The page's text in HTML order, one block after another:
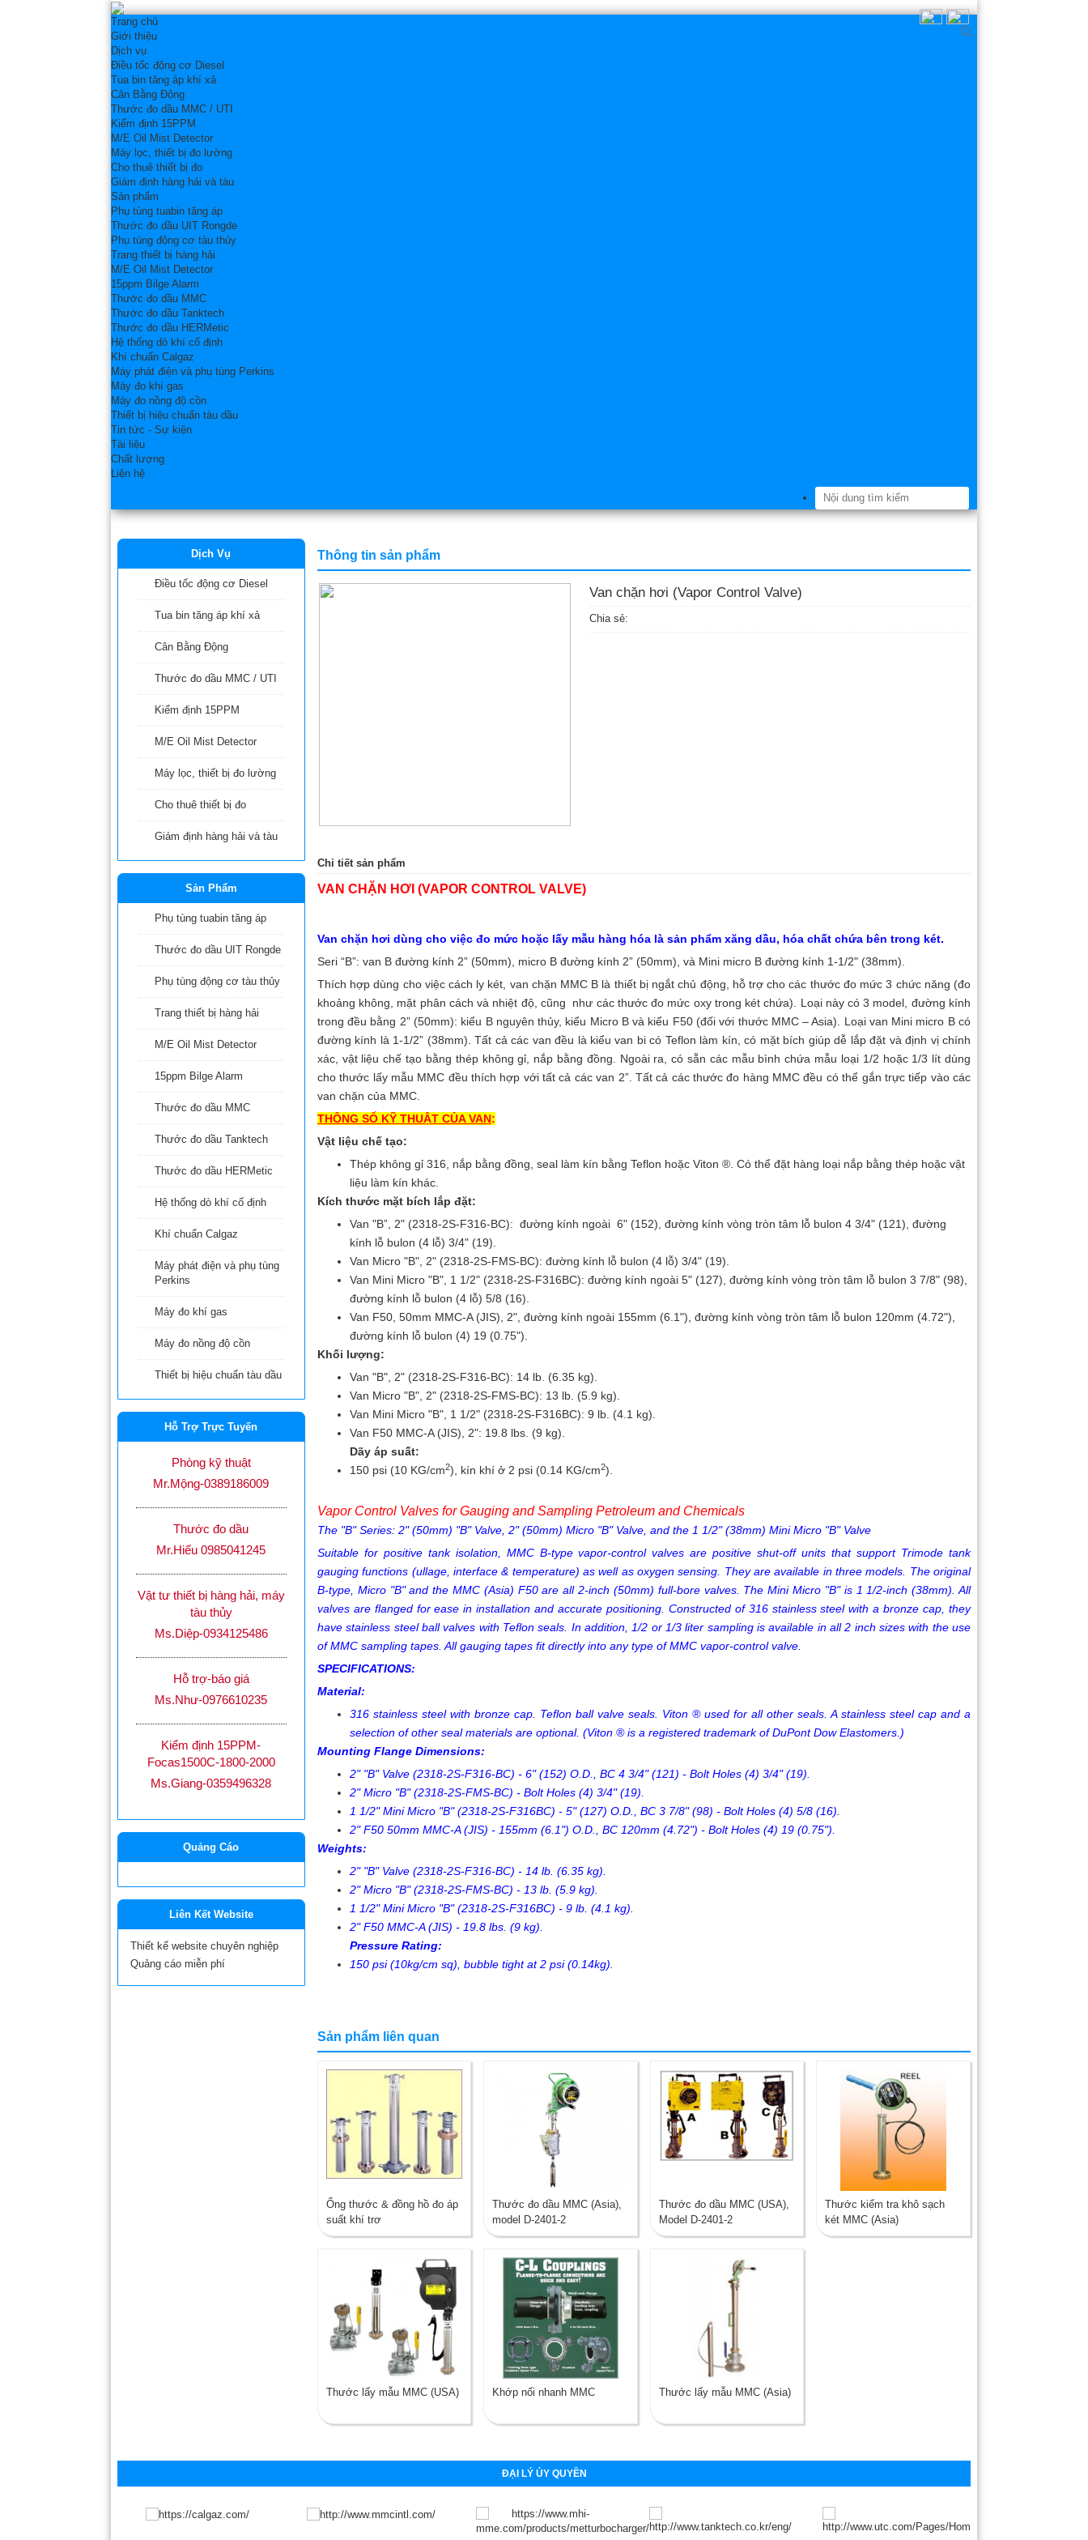
Trang chủ
Giới thiệu
Dịch vụ
Điều tốc động cơ Diesel
Tua bin tăng áp khí xả
Cân Bằng Động
Thước đo dầu MMC / UTI
Kiểm định 15PPM
M/E Oil Mist Detector
Máy lọc, thiết bị đo lường
Cho thuê thiết bị đo
Giám định hàng hải và tàu
Sản phẩm
Phụ tùng tuabin tăng áp
Thước đo dầu UIT Rongde
Phụ tùng động cơ tàu thủy
Trang thiết bị hàng hải
M/E Oil Mist Detector
15ppm Bilge Alarm
Thước đo dầu MMC
Thước đo dầu Tanktech
Thước đo dầu HERMetic
Hệ thống dò khí cố định
Khí chuẩn Calgaz
Máy phát điện và phụ tùng Perkins
Máy đo khí gas
Máy đo nồng độ cồn
Thiết bị hiệu chuẩn tàu dầu
Tin tức - Sự kiện
Tài liệu
Chất lượng
Liên hệ
Dịch Vụ
Điều tốc động cơ Diesel
Tua bin tăng áp khí xả
Cân Bằng Động
Thước đo dầu MMC / UTI
Kiểm định 15PPM
M/E Oil Mist Detector
Máy lọc, thiết bị đo lường
Cho thuê thiết bị đo
Giám định hàng hải và tàu
Sản Phẩm
Phụ tùng tuabin tăng áp
Thước đo dầu UIT Rongde
Phụ tùng động cơ tàu thủy
Trang thiết bị hàng hải
M/E Oil Mist Detector
15ppm Bilge Alarm
Thước đo dầu MMC
Thước đo dầu Tanktech
Thước đo dầu HERMetic
Hệ thống dò khí cố định
Khí chuẩn Calgaz
Máy phát điện và phụ tùng
Perkins
Máy đo khí gas
Máy đo nồng độ cồn
Thiết bị hiệu chuẩn tàu dầu
Hỗ Trợ Trực Tuyến
Phòng kỹ thuật
Mr.Mộng-0389186009
Thước đo dầu
Mr.Hiếu 0985041245
Vật tư thiết bị hàng hải, máy
tàu thủy
Ms.Diệp-0934125486
Hỗ trợ-báo giá
Ms.Như-0976610235
Kiểm định 15PPM-
Focas1500C-1800-2000
Ms.Giang-0359496328
Quảng Cáo
Liên Kết Website
Thiết kế website chuyên nghiệp
Quảng cáo miễn phí
Thông tin sản phẩm
Van chặn hơi (Vapor Control Valve)
Chia sẻ:
Chi tiết sản phẩm
VAN CHẶN HƠI (VAPOR CONTROL VALVE)
Van chặn hơi dùng cho việc đo mức hoặc lấy mẫu hàng hóa là sản phẩm xăng dầu, hóa chất chứa bên trong két.
Seri “B”: van B đường kính 2” (50mm), micro B đường kính 2” (50mm), và Mini micro B đường kính 1-1/2" (38mm).
Thích hợp dùng cho việc cách ly két, van chặn MMC B là thiết bị ngắt chủ động, hỗ trợ cho các thước đo mức 3 chức năng (đo
khoảng không, mặt phân cách và nhiệt độ, cũng như các thước đo mức oxy trong két chứa). Loại này có 3 model, đường kính
trong đều bằng 2” (50mm): kiểu B nguyên thủy, kiểu Micro B và kiểu F50 (đối với thước MMC – Asia). Loại van Mini micro B có
đường kính là 1-1/2” (38mm). Tất cả các van đều là kiểu van bi có Teflon làm kín, có mặt bích giúp dễ lắp đặt và định vị chính
xác, vật liệu chế tạo bằng thép không gỉ, nắp bằng đồng. Ngoài ra, có sẵn các mẫu bình chứa mẫu loại 1/2 hoặc 1/3 lít dùng
cho thước lấy mẫu MMC đều thích hợp với tất cả các van 2”. Tất cả các thước đo hàng MMC đều có thể gắn trực tiếp vào các
van chặn của MMC.
THÔNG SỐ KỸ THUẬT CỦA VAN:
Vật liệu chế tạo:
Thép không gỉ 316, nắp bằng đồng, seal làm kín bằng Teflon hoặc Viton ®. Có thể đặt hàng loại nắp bằng thép hoặc vật
liệu làm kín khác.
Kích thước mặt bích lắp đặt:
Van "B”, 2" (2318-2S-F316-BC): đường kính ngoài 6" (152), đường kính vòng tròn tâm lỗ bulon 4 3/4" (121), đường
kính lỗ bulon (4 lỗ) 3/4" (19).
Van Micro "B", 2" (2318-2S-FMS-BC): đường kính lỗ bulon (4 lỗ) 3/4" (19).
Van Mini Micro "B", 1 1/2" (2318-2S-F316BC): đường kính ngoài 5" (127), đường kính vòng tròn tâm lỗ bulon 3 7/8" (98),
đường kính lỗ bulon (4 lỗ) 5/8 (16).
Van F50, 50mm MMC-A (JIS), 2", đường kính ngoài 155mm (6.1"), đường kính vòng tròn tâm lỗ bulon 120mm (4.72"),
đường kính lỗ bulon (4) 19 (0.75").
Khối lượng:
Van "B", 2" (2318-2S-F316-BC): 14 lb. (6.35 kg).
Van Micro "B", 2" (2318-2S-FMS-BC): 13 lb. (5.9 kg).
Van Mini Micro "B", 1 1/2" (2318-2S-F316BC): 9 lb. (4.1 kg).
Van F50 MMC-A (JIS), 2": 19.8 lbs. (9 kg).
Dãy áp suất:
150 psi (10 KG/cm2), kín khí ở 2 psi (0.14 KG/cm2).
Vapor Control Valves for Gauging and Sampling Petroleum and Chemicals
The "B" Series: 2" (50mm) "B" Valve, 2" (50mm) Micro "B" Valve, and the 1 1/2" (38mm) Mini Micro "B" Valve
Suitable for positive tank isolation, MMC B-type vapor-control valves are positive shut-off units that support Trimode tank
gauging functions (ullage, interface & temperature) as well as oxygen sensing. They are available in three models. The original
B-type, Micro "B" and the MMC (Asia) F50 are all 2-inch (50mm) full-bore valves. The Mini Micro "B" is 1 1/2-inch (38mm). All
valves are flanged for ease in installation and accurate positioning. Constructed of 316 stainless steel with a bronze cap, they
have stainless steel ball valves with Teflon seals. In addition, 1/2 or 1/3 liter sampling is available in all 2 inch sizes with the use
of MMC sampling tapes. All gauging tapes fit directly into any type of MMC vapor-control valve.
SPECIFICATIONS:
Material:
316 stainless steel with bronze cap. Teflon ball valve seals. Viton ® used for all other seals. A stainless steel cap and a
selection of other seal materials are optional. (Viton ® is a registered trademark of DuPont Dow Elastomers.)
Mounting Flange Dimensions:
2" "B" Valve (2318-2S-F316-BC) - 6" (152) O.D., BC 4 3/4" (121) - Bolt Holes (4) 3/4" (19).
2" Micro "B" (2318-2S-FMS-BC) - Bolt Holes (4) 3/4" (19).
1 1/2" Mini Micro "B" (2318-2S-F316BC) - 5" (127) O.D., BC 3 7/8" (98) - Bolt Holes (4) 5/8 (16).
2" F50 50mm MMC-A (JIS) - 155mm (6.1") O.D., BC 120mm (4.72") - Bolt Holes (4) 19 (0.75").
Weights:
2" "B" Valve (2318-2S-F316-BC) - 14 lb. (6.35 kg).
2" Micro "B" (2318-2S-FMS-BC) - 13 lb. (5.9 kg).
1 1/2" Mini Micro "B" (2318-2S-F316BC) - 9 lb. (4.1 kg).
2" F50 MMC-A (JIS) - 19.8 lbs. (9 kg).
Pressure Rating:
150 psi (10kg/cm sq), bubble tight at 2 psi (0.14kg).
Sản phẩm liên quan
Ống thước & đồng hồ đo áp
suất khí trơ
Thước đo dầu MMC (Asia),
model D-2401-2
Thước đo dầu MMC (USA),
Model D-2401-2
Thước kiểm tra khô sạch
két MMC (Asia)
Thước lấy mẫu MMC (USA) Khớp nối nhanh MMC Thước lấy mẫu MMC (Asia)
ĐẠI LÝ ỦY QUYỀN